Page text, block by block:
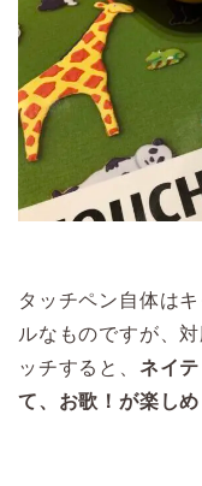
タッチペン自体は
ルなものですが、
ッチすると、 ネイ
て、お歌！が楽しめ